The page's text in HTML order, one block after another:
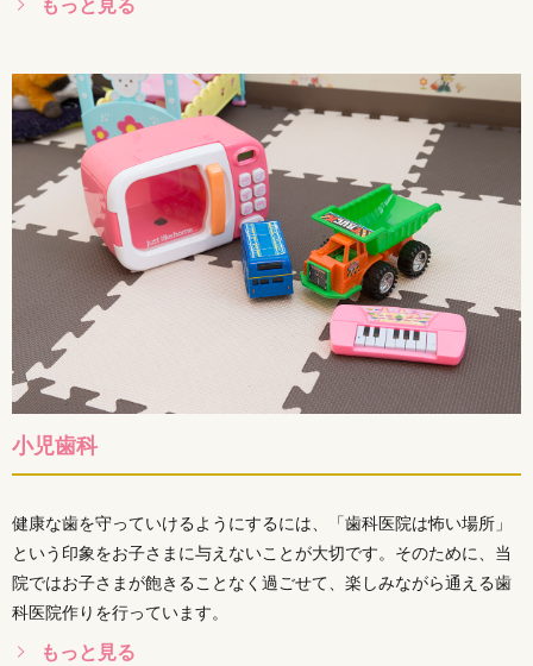
小児歯科
健康な歯を守っていけるようにするには、「歯科医院は怖い場所」
という印象をお子さまに与えないことが大切です。そのために、当
院ではお子さまが飽きることなく過ごせて、楽しみながら通える歯
科医院作りを行っています。
もっと見る